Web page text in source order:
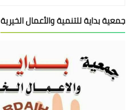
جمعية بداية للتنمية والأعمال الخيرية